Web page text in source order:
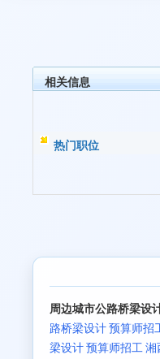
相关信息
热门职位
周边城市公路桥梁设
路桥梁设计 预算师招
梁设计 预算师招工 湘